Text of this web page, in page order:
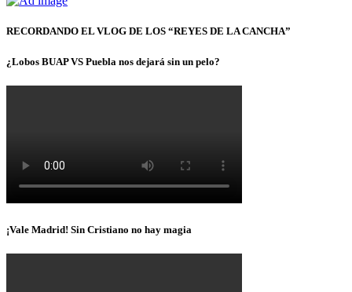
RECORDANDO EL VLOG DE LOS “REYES DE LA CANCHA”
¿Lobos BUAP VS Puebla nos dejará sin un pelo?
¡Vale Madrid! Sin Cristiano no hay magia